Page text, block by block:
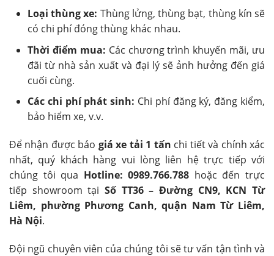
Loại thùng xe: Thùng lửng, thùng bạt, thùng kín sẽ
có chi phí đóng thùng khác nhau.
Thời điểm mua: Các chương trình khuyến mãi, ưu
đãi từ nhà sản xuất và đại lý sẽ ảnh hưởng đến giá
cuối cùng.
Các chi phí phát sinh: Chi phí đăng ký, đăng kiểm,
bảo hiểm xe, v.v.
Để nhận được báo giá xe tải 1 tấn chi tiết và chính xác
nhất, quý khách hàng vui lòng liên hệ trực tiếp với
chúng tôi qua Hotline: 0989.766.788 hoặc đến trực
tiếp showroom tại Số TT36 – Đường CN9, KCN Từ
Liêm, phường Phương Canh, quận Nam Từ Liêm,
Hà Nội.
Đội ngũ chuyên viên của chúng tôi sẽ tư vấn tận tình và